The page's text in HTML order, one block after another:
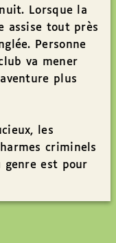
Lorsque la
assise tout près
Personne
va mener
plus
les
criminels
est pour